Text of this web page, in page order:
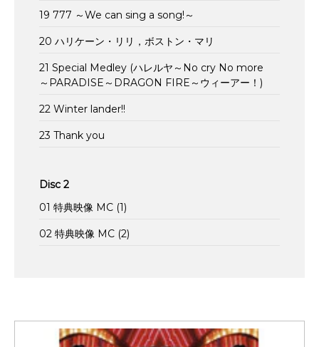
19 777 ～We can sing a song!～
20 ハリケーン・リリ，ボストン・マリ
21 Special Medley (ハレルヤ～No cry No more
～PARADISE～DRAGON FIRE～ウィーアー！)
22 Winter lander!!
23 Thank you
Disc 2
01 特典映像 MC (1)
02 特典映像 MC (2)